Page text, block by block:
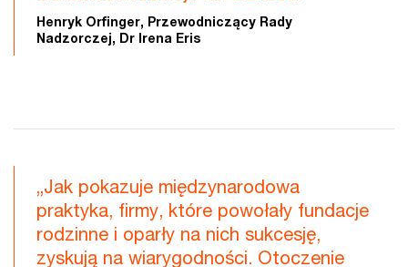
Henryk Orfinger, Przewodniczący Rady
Nadzorczej, Dr Irena Eris
„Jak pokazuje międzynarodowa
praktyka, firmy, które powołały fundacje
rodzinne i oparły na nich sukcesję,
zyskują na wiarygodności. Otoczenie